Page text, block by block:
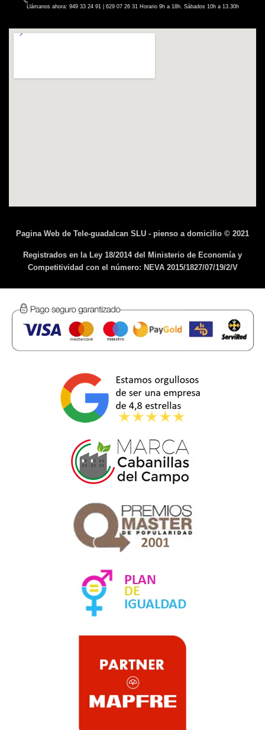
Llámanos ahora: 949 33 24 91 | 629 07 26 31 Horario 9h a 18h. Sábados 10h a 13.30h
Pagina Web de Tele-guadalcan SLU - pienso a domicilio © 2021
Registrados en la Ley 18/2014 del Ministerio de Economía y
Competitividad con el número: NEVA 2015/1827/07/19/2/V